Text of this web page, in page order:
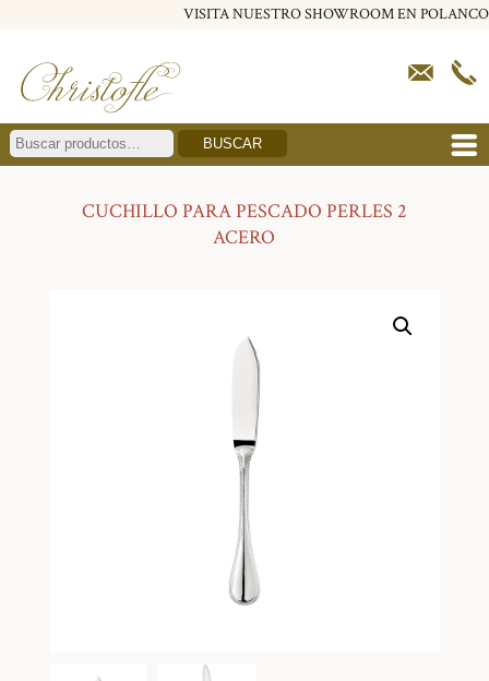
VISITA NUESTRO SHOWROOM EN POLANCO
BUSCAR
CUCHILLO PARA PESCADO PERLES 2
ACERO